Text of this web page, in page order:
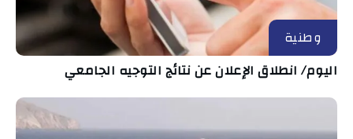
وطنية
اليوم/ انطلاق الإعلان عن نتائج التوجيه الجامعي